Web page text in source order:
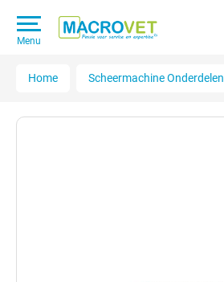
Menu
Home Scheermachine Onderdelen